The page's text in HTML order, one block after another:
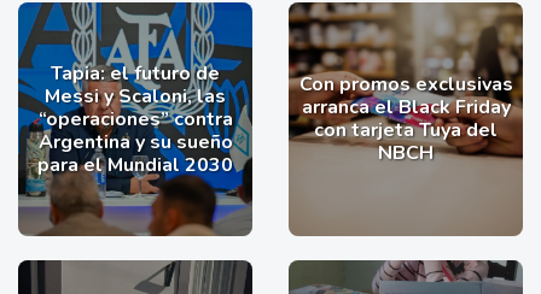
Tapia: el futuro de
Messi y Scaloni, las
“operaciones” contra
Argentina y su sueño
para el Mundial 2030
Con promos exclusivas
arranca el Black Friday
con tarjeta Tuya del
NBCH